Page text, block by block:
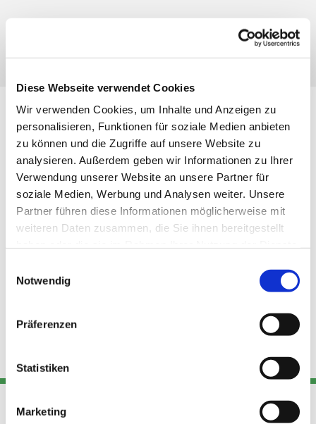
Diese Webseite verwendet Cookies
Wir verwenden Cookies, um Inhalte und Anzeigen zu
personalisieren, Funktionen für soziale Medien anbieten
zu können und die Zugriffe auf unsere Website zu
analysieren. Außerdem geben wir Informationen zu Ihrer
Verwendung unserer Website an unsere Partner für
soziale Medien, Werbung und Analysen weiter. Unsere
Partner führen diese Informationen möglicherweise mit
weiteren Daten zusammen, die Sie ihnen bereitgestellt
Notwendig
Präferenzen
Statistiken
Marketing
Mater Dolorosa, Klosterkirche, Greifswalder